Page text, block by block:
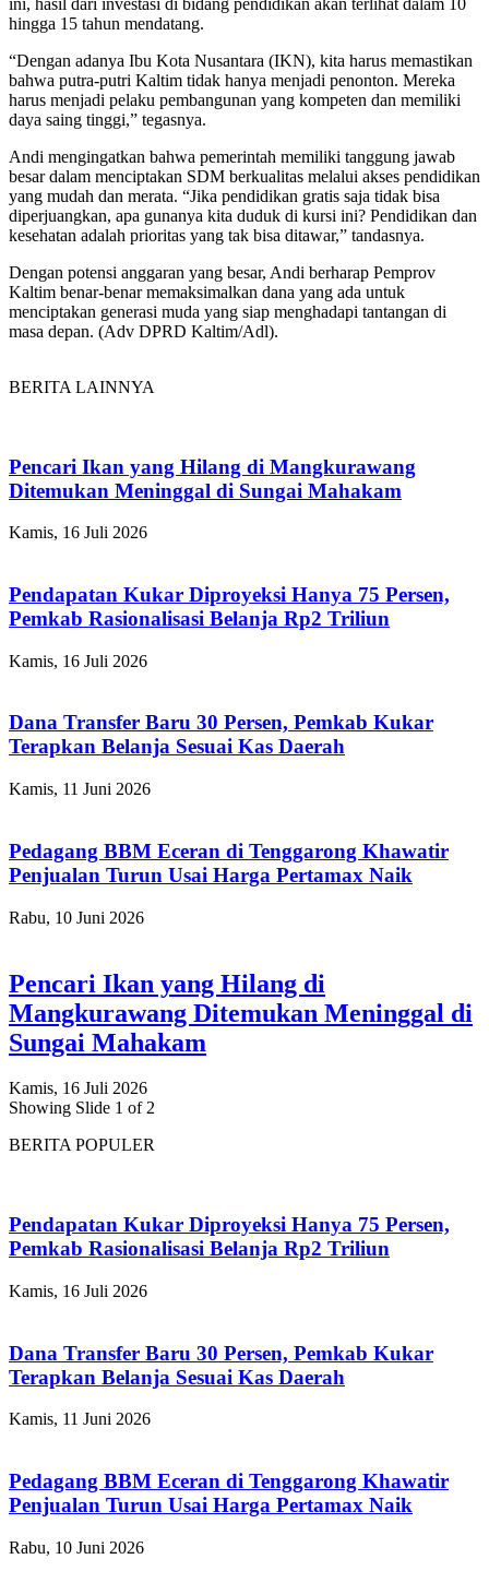
hingga 15 tahun mendatang.
“Dengan adanya Ibu Kota Nusantara (IKN), kita harus memastikan
bahwa putra-putri Kaltim tidak hanya menjadi penonton. Mereka
harus menjadi pelaku pembangunan yang kompeten dan memiliki
daya saing tinggi,” tegasnya.
Andi mengingatkan bahwa pemerintah memiliki tanggung jawab
besar dalam menciptakan SDM berkualitas melalui akses pendidikan
yang mudah dan merata. “Jika pendidikan gratis saja tidak bisa
diperjuangkan, apa gunanya kita duduk di kursi ini? Pendidikan dan
kesehatan adalah prioritas yang tak bisa ditawar,” tandasnya.
Dengan potensi anggaran yang besar, Andi berharap Pemprov
Kaltim benar-benar memaksimalkan dana yang ada untuk
menciptakan generasi muda yang siap menghadapi tantangan di
masa depan. (Adv DPRD Kaltim/Adl).
BERITA LAINNYA
Pencari Ikan yang Hilang di Mangkurawang
Ditemukan Meninggal di Sungai Mahakam
Kamis, 16 Juli 2026
Pendapatan Kukar Diproyeksi Hanya 75 Persen,
Pemkab Rasionalisasi Belanja Rp2 Triliun
Kamis, 16 Juli 2026
Dana Transfer Baru 30 Persen, Pemkab Kukar
Terapkan Belanja Sesuai Kas Daerah
Kamis, 11 Juni 2026
Pedagang BBM Eceran di Tenggarong Khawatir
Penjualan Turun Usai Harga Pertamax Naik
Rabu, 10 Juni 2026
Pencari Ikan yang Hilang di
Mangkurawang Ditemukan Meninggal di
Sungai Mahakam
Kamis, 16 Juli 2026
Showing Slide 1 of 2
BERITA POPULER
Pendapatan Kukar Diproyeksi Hanya 75 Persen,
Pemkab Rasionalisasi Belanja Rp2 Triliun
Kamis, 16 Juli 2026
Dana Transfer Baru 30 Persen, Pemkab Kukar
Terapkan Belanja Sesuai Kas Daerah
Kamis, 11 Juni 2026
Pedagang BBM Eceran di Tenggarong Khawatir
Penjualan Turun Usai Harga Pertamax Naik
Rabu, 10 Juni 2026